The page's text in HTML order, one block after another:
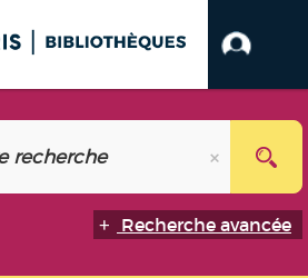
Recherche avancée